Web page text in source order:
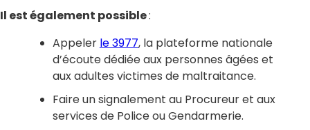
Il est également possible:
Appeler le 3977, la plateforme nationale
d’écoute dédiée aux personnes âgées et
aux adultes victimes de maltraitance.
Faire un signalement au Procureur et aux
services de Police ou Gendarmerie.